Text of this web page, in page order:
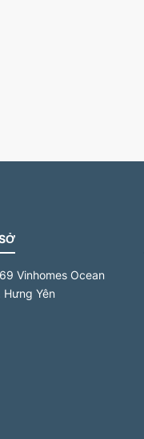
Vinhomes Ocean
Hưng Yên